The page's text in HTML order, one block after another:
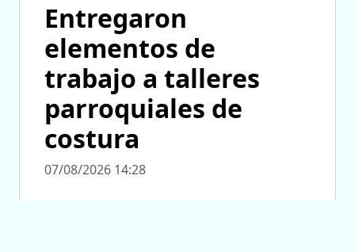
Entregaron
elementos de
trabajo a talleres
parroquiales de
costura
07/08/2026 14:28